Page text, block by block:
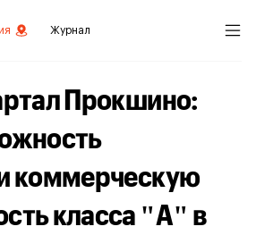
Журнал
Прокшино:
коммерческую
класса "А" в